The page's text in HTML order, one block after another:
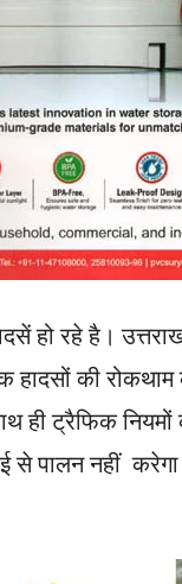
हो रहे है।
हादसों की
ही ट्रैफिक
से पालन नहीं